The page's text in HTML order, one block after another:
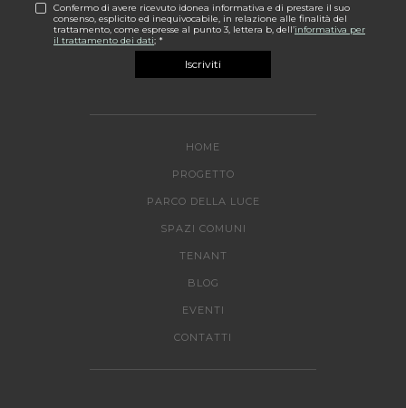
Confermo di avere ricevuto idonea informativa e di prestare il suo
consenso, esplicito ed inequivocabile, in relazione alle finalità del
trattamento, come espresse al punto 3, lettera b, dell’informativa per
il trattamento dei dati; *
HOME
PROGETTO
PARCO DELLA LUCE
SPAZI COMUNI
TENANT
BLOG
EVENTI
CONTATTI